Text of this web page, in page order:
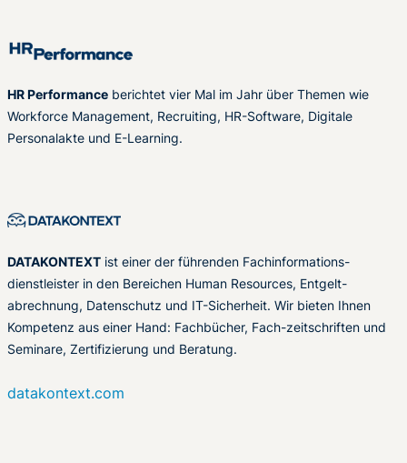
HR Performance berichtet vier Mal im Jahr über Themen wie
Workforce Management, Recruiting, HR-Software, Digitale
Personalakte und E-Learning.
DATAKONTEXT ist einer der führenden Fachinformations-
dienstleister in den Bereichen Human Resources, Entgelt-
abrechnung, Datenschutz und IT-Sicherheit. Wir bieten Ihnen
Kompetenz aus einer Hand: Fachbücher, Fach-zeitschriften und
Seminare, Zertifizierung und Beratung.
datakontext.com